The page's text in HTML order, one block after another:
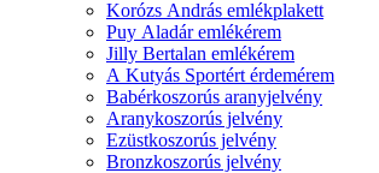
Korózs András emlékplakett
Puy Aladár emlékérem
Jilly Bertalan emlékérem
A Kutyás Sportért érdemérem
Babérkoszorús aranyjelvény
Aranykoszorús jelvény
Ezüstkoszorús jelvény
Bronzkoszorús jelvény